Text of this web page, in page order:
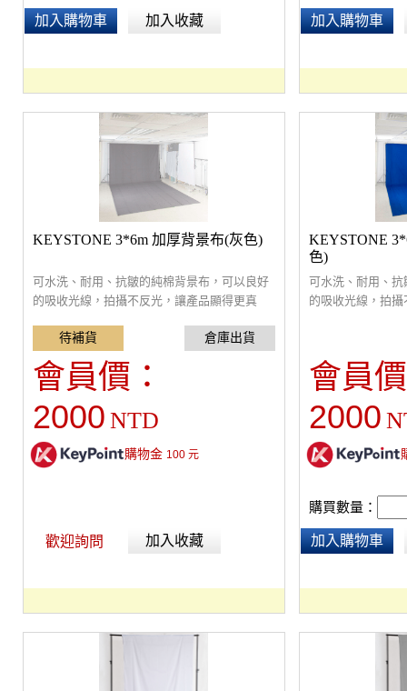
加入購物車 加入收藏 加入購物車
KEYSTONE 3*6m 加厚背景布(灰色)
可水洗、耐用、抗皺的純棉背景布，可以良好
的吸收光線，拍攝不反光，讓產品顯得更真
方有孔位可直接穿過背景橫桿，安裝簡單
會員價：
2000 NTD
購物金 100元
歡迎詢問 加入收藏
KEYSTONE
色)
可水洗、耐用、
的吸收光線，拍
會員
2000
購買數量：
加入購物車